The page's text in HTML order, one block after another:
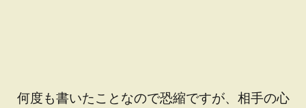
何度も書いたことなので恐縮ですが、相手の心